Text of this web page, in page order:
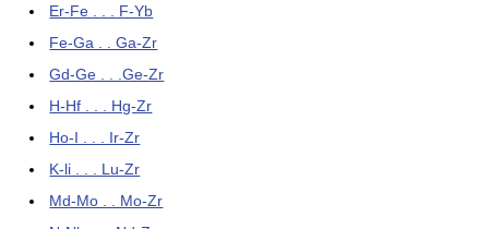
Er-Fe . . . F-Yb
Fe-Ga . . Ga-Zr
Gd-Ge . . .Ge-Zr
H-Hf . . . Hg-Zr
Ho-I . . . Ir-Zr
K-li . . . Lu-Zr
Md-Mo . . Mo-Zr